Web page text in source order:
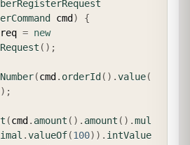
cmd)
{
req = new
( ) ;
(cmd. orderId( ) .value(
) ;
(cmd. amount ( ) . amount ( ) .mul
.valueOf(100) ) . intValue